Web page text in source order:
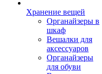
Хранение вещей
Органайзеры в
шкаф
Вешалки для
аксессуаров
Органайзеры
для обуви